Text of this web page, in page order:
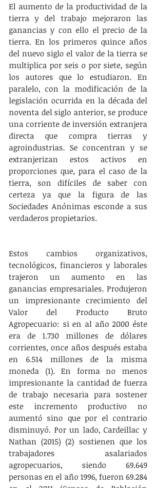
El aumento de la productividad de la
tierra y del trabajo mejoraron las
ganancias y con ello el precio de la
tierra. En los primeros quince años
del nuevo siglo el valor de la tierra se
multiplica por seis o por siete, según
los autores que lo estudiaron. En
paralelo, con la modificación de la
legislación ocurrida en la década del
noventa del siglo anterior, se produce
una corriente de inversión extranjera
directa que compra tierras y
agroindustrias. Se concentran y se
extranjerizan estos activos en
proporciones que, para el caso de la
tierra, son difíciles de saber con
certeza ya que la figura de las
Sociedades Anónimas esconde a sus
verdaderos propietarios.
Estos cambios organizativos,
tecnológicos, financieros y laborales
trajeron un aumento en las
ganancias empresariales. Produjeron
un impresionante crecimiento del
Valor del Producto Bruto
Agropecuario: si en al año 2000 éste
era de 1.730 millones de dólares
corrientes, once años después estaba
en 6.514 millones de la misma
moneda (1). En forma no menos
impresionante la cantidad de fuerza
de trabajo necesaria para sostener
este incremento productivo no
aumentó sino que por el contrario
disminuyó. Por un lado, Cardeillac y
Nathan (2015) (2) sostienen que los
trabajadores asalariados
agropecuarios, siendo 69.649
personas en el año 1996, fueron 69.284